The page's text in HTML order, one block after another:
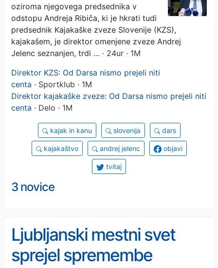
oziroma njegovega predsednika v
odstopu Andreja Ribiča, ki je hkrati tudi
predsednik Kajakaške zveze Slovenije (KZS),
kajakašem, je direktor omenjene zveze Andrej
Jelenc seznanjen, trdi … · 24ur · 1M
Direktor KZS: Od Darsa nismo prejeli niti
centa · Sportklub · 1M
Direktor kajakaške zveze: Od Darsa nismo prejeli niti
centa · Delo · 1M
kajak in kanu slovenija dars
kajakaštvo andrej jelenc objavi
tvitaj
3 novice
Ljubljanski mestni svet
sprejel spremembe